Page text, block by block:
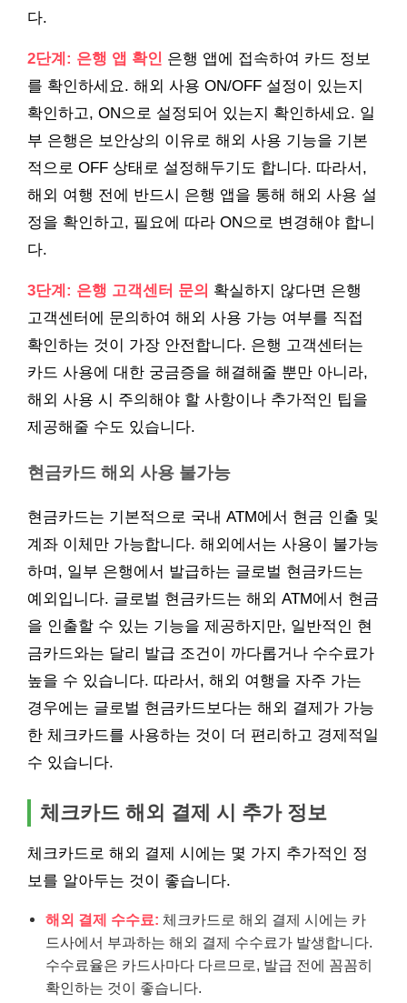
다.
2단계: 은행 앱 확인 은행 앱에 접속하여 카드 정보
를 확인하세요. 해외 사용 ON/OFF 설정이 있는지
확인하고, ON으로 설정되어 있는지 확인하세요. 일
부 은행은 보안상의 이유로 해외 사용 기능을 기본
적으로 OFF 상태로 설정해두기도 합니다. 따라서,
해외 여행 전에 반드시 은행 앱을 통해 해외 사용 설
정을 확인하고, 필요에 따라 ON으로 변경해야 합니
다.
3단계: 은행 고객센터 문의 확실하지 않다면 은행
고객센터에 문의하여 해외 사용 가능 여부를 직접
확인하는 것이 가장 안전합니다. 은행 고객센터는
카드 사용에 대한 궁금증을 해결해줄 뿐만 아니라,
해외 사용 시 주의해야 할 사항이나 추가적인 팁을
제공해줄 수도 있습니다.
현금카드 해외 사용 불가능
현금카드는 기본적으로 국내 ATM에서 현금 인출 및
계좌 이체만 가능합니다. 해외에서는 사용이 불가능
하며, 일부 은행에서 발급하는 글로벌 현금카드는
예외입니다. 글로벌 현금카드는 해외 ATM에서 현금
을 인출할 수 있는 기능을 제공하지만, 일반적인 현
금카드와는 달리 발급 조건이 까다롭거나 수수료가
높을 수 있습니다. 따라서, 해외 여행을 자주 가는
경우에는 글로벌 현금카드보다는 해외 결제가 가능
한 체크카드를 사용하는 것이 더 편리하고 경제적일
수 있습니다.
체크카드 해외 결제 시 추가 정보
체크카드로 해외 결제 시에는 몇 가지 추가적인 정
보를 알아두는 것이 좋습니다.
해외 결제 수수료: 체크카드로 해외 결제 시에는 카
드사에서 부과하는 해외 결제 수수료가 발생합니다.
수수료율은 카드사마다 다르므로, 발급 전에 꼼꼼히
확인하는 것이 좋습니다.